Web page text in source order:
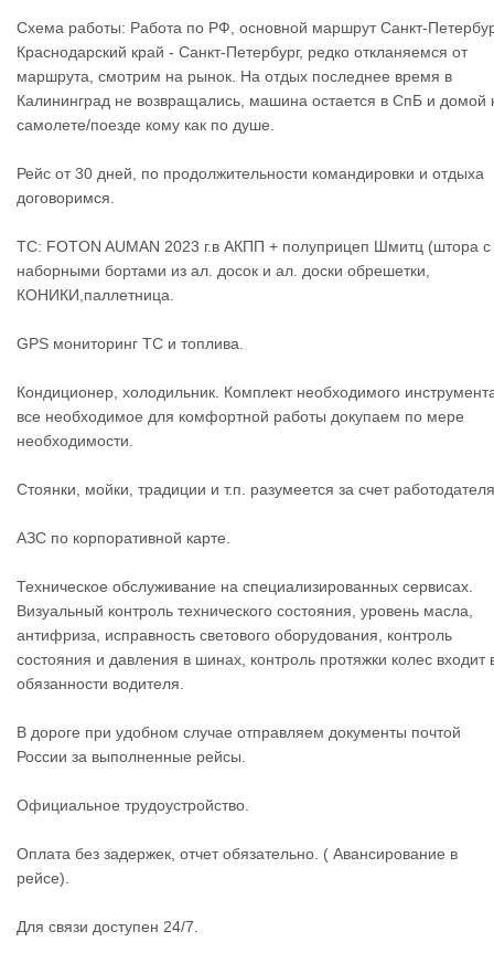
Схема работы: Работа по РФ, основной маршрут Санкт-
Краснодарский край - Санкт-Петербург, редко откланяемся от
маршрута, смотрим на рынок. На отдых последнее время в
Калининград не возвращались, машина остается в СпБ и домой
самолете/поезде кому как по душе.
Рейс от 30 дней, по продолжительности командировки и отдыха
договоримся.
ТС: FOTON AUMAN 2023 г.в АКПП + полуприцеп Шмитц (штора с
наборными бортами из ал. досок и ал. доски обрешетки,
КОНИКИ,паллетница.
GPS мониторинг ТС и топлива.
Кондиционер, холодильник. Комплект необходимого
все необходимое для комфортной работы докупаем по мере
необходимости.
Стоянки, мойки, традиции и т.п. разумеется за счет
АЗС по корпоративной карте.
Техническое обслуживание на специализированных сервисах.
Визуальный контроль технического состояния, уровень масла,
антифриза, исправность светового оборудования, контроль
состояния и давления в шинах, контроль протяжки колес входит
обязанности водителя.
В дороге при удобном случае отправляем документы почтой
России за выполненные рейсы.
Официальное трудоустройство.
Оплата без задержек, отчет обязательно. ( Авансирование в
рейсе).
Для связи доступен 24/7.